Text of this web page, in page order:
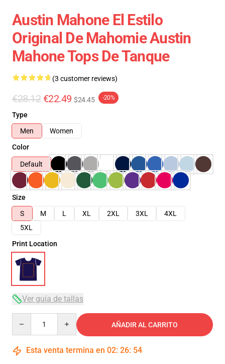
Austin Mahone El Estilo
Original De Mahomie Austin
Mahone Tops De Tanque
(3 customer reviews)
€28.12 €22.49 $24.45 -20%
Type
Men
Women
Color
Default
Size
S
M L XL 2XL 3XL
4XL
5XL
Print Location
Ver guía de tallas
AÑADIR AL CARRITO
Esta venta termina en 02: 26: 53